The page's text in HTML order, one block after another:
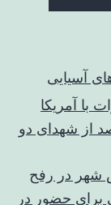
آسیایی
با آمریکا
شهدای جنگ اعلام شد/ ۴۰ درصد از شهدای دو
شهر در رفح
حضور در